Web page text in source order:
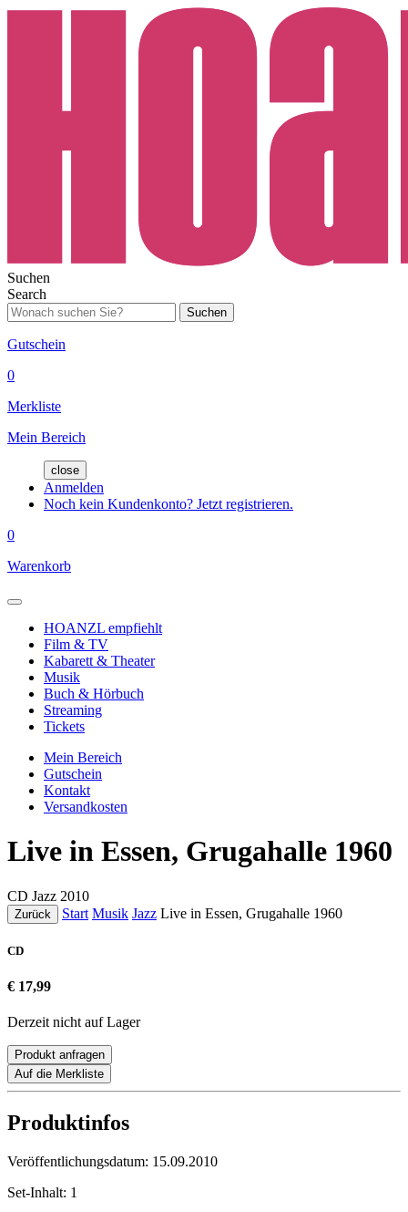
Suchen
Search
Suchen
Gutschein
0
Merkliste
Mein Bereich
close
Anmelden
Noch kein Kundenkonto? Jetzt registrieren.
0
Warenkorb
HOANZL empfiehlt
Film & TV
Kabarett & Theater
Musik
Buch & Hörbuch
Streaming
Tickets
Mein Bereich
Gutschein
Kontakt
Versandkosten
Live in Essen, Grugahalle 1960
CD Jazz 2010
Zurück Start Musik Jazz Live in Essen, Grugahalle 1960
CD
€ 17,99
Derzeit nicht auf Lager
Produkt anfragen
Auf die Merkliste
Produktinfos
Veröffentlichungsdatum: 15.09.2010
Set-Inhalt: 1